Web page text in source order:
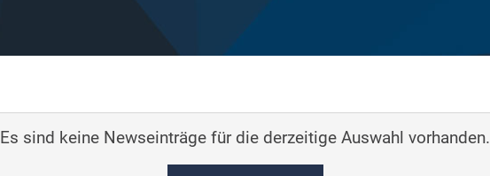
Es sind keine Newseinträge für die derzeitige Auswahl vorhanden.